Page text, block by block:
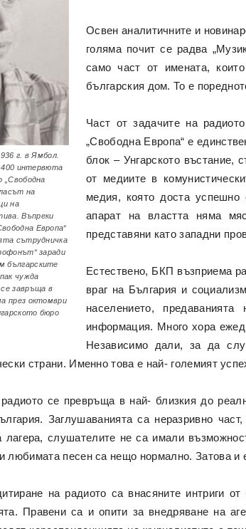
г. в Ямбол.
400 интервюта
„Свободна
на
на
Въпреки
Европа“
сътрудничка
заради
българските
чужда
завръща в
през октомври
бюро
Освен аналитичните и
голяма почит се радва
само част от имената,
българския дом. То е
Част от задачите на
„Свободна Европа“ е
блок – Унгарското въстание,
от медиите в
медия, която доста успешно
апарат на властта няма
представяни като западни
Естествено, БКП възприема
враг на България и
населението,
информация. Много хора
Независимо дали, за да
страни. Именно това е най- големият
се превръща в най- близкия до
Заглушаванията са неразривно
слушателите не са имали
любимата песен са нещо нормално. Затова и
на радиото са внасяните интриги
Правени са и опити за внедряване на